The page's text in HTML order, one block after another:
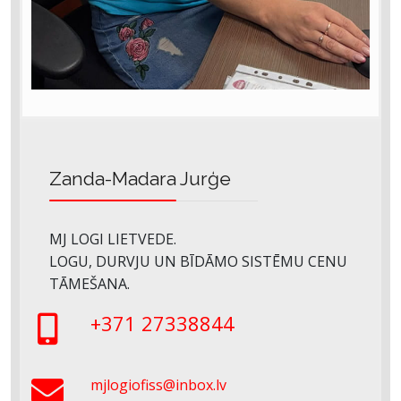
Zanda-Madara Jurģe
MJ LOGI LIETVEDE.
LOGU, DURVJU UN BĪDĀMO SISTĒMU CENU
TĀMEŠANA.
+371 27338844
mjlogiofiss@inbox.lv